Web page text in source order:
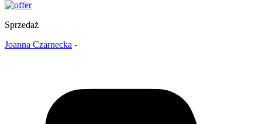
Sprzedaż
Joanna Czarnecka -